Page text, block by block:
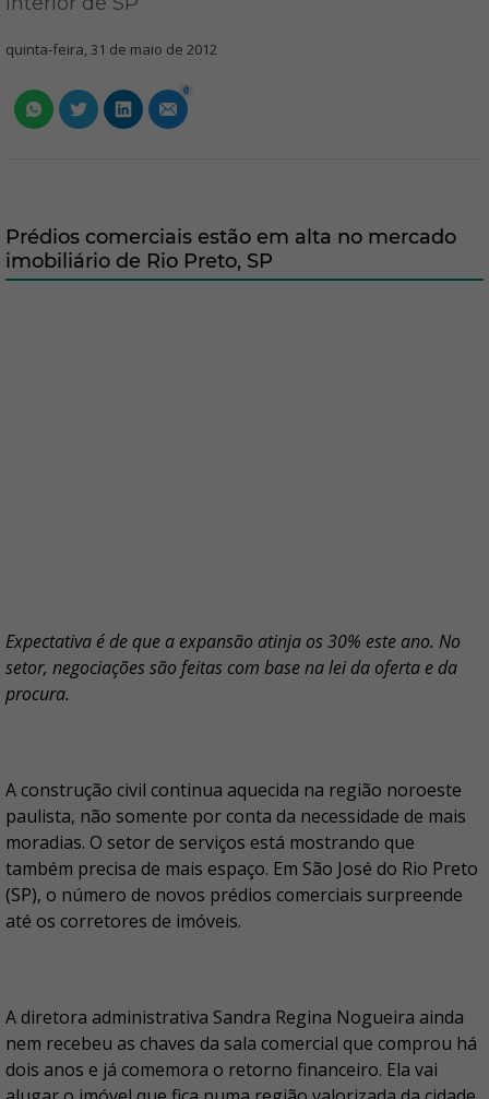
quinta-feira, 31 de maio de 2012
0
Prédios comerciais estão em alta no mercado
imobiliário de Rio Preto, SP
Expectativa é de que a expansão atinja os 30% este ano. No
setor, negociações são feitas com base na lei da oferta e da
procura.
A construção civil continua aquecida na região noroeste
paulista, não somente por conta da necessidade de mais
moradias. O setor de serviços está mostrando que
também precisa de mais espaço. Em São José do Rio Preto
(SP), o número de novos prédios comerciais surpreende
até os corretores de imóveis.
A diretora administrativa Sandra Regina Nogueira ainda
nem recebeu as chaves da sala comercial que comprou há
dois anos e já comemora o retorno financeiro. Ela vai